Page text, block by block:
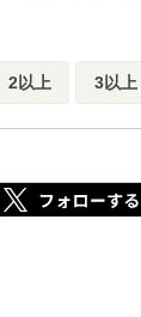
2以上 3以上